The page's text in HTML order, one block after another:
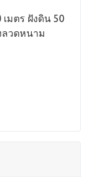
มตร ฝังดิน 50
ลวดหนาม